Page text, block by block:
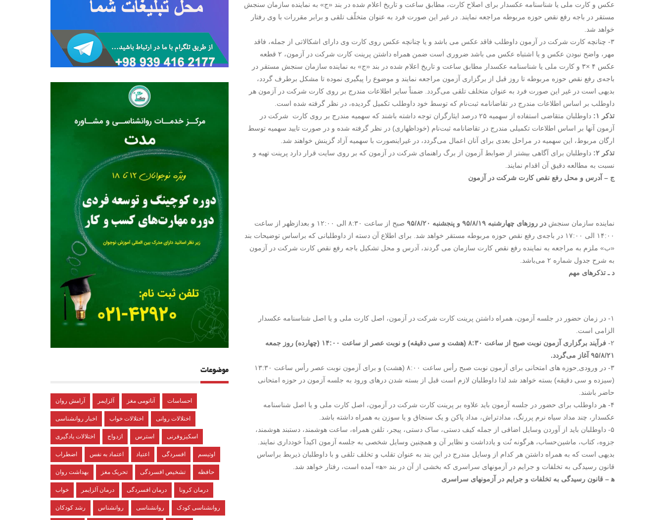
عکس و کارت ملی یا شناسنامه عکسدار برای اصلاح کارت، مطابق ساعت و تاریخ اعلام شده در بند «ج» به نماینده سازمان سنجش
مستقر در باجه‌ رفع نقص حوزه مربوطه مراجعه نمایند. در غیر این صورت فرد به عنوان متخلّف تلقی و برابر مقررات با وی رفتار
خواهد شد.
۳- چنانچه کارت شرکت در آزمون داوطلب فاقد عکس می باشد و یا چنانچه عکس روی کارت وی دارای اشکالاتی از جمله، فاقد
مهر، واضح نبودن عکس و یا اشتباه عکس می باشد ضروری است ضمن همراه داشتن پرینت کارت شرکت در آزمون، ۲ قطعه
عکس ۴ ×۳ و کارت ملی یا شناسنامه عکسدار مطابق ساعت و تاریخ اعلام شده در بند «ج» به نماینده سازمان سنجش مستقر در
باجه‌ی رفع نقص حوزه مربوطه تا روز قبل از برگزاری آزمون مراجعه نمایند و موضوع را پیگیری نموده تا مشکل برطرف گردد،
بدیهی است در غیر این صورت فرد به عنوان متخلف تلقی می‌گردد. ضمناً سایر اطلاعات مندرج بر روی کارت شرکت در آزمون هر
داوطلب بر اساس اطلاعات مندرج در تقاضانامه ثبت‌نام که توسط خود داوطلب تکمیل گردیده، در نظر گرفته شده است.
تذکر ۱:
داوطلبان متقاضی استفاده از سهمیه ۲۵ درصد ایثارگران توجه داشته باشند که سهمیه مندرج بر روی کارت شرکت در
آزمون آنها بر اساس اطلاعات تکمیلی مندرج در تقاضانامه ثبت‌نام (خوداظهاری) در نظر گرفته شده و در صورت تایید سهمیه توسط
ارگان مربوط، این سهمیه در مراحل بعدی برای آنان اعمال می‌گردد، در غیراینصورت با سهمیه آزاد گزینش خواهند شد.
تذکر ۲:
داوطلبان برای آگاهی بیشتر از ضوابط آزمون از برگ راهنمای شرکت در آزمون که بر روی سایت قرار دارد پرینت تهیه و
نسبت به مطالعه دقیق آن اقدام نمایند.
ج – آدرس و محل‌ رفع نقص کارت شرکت در آزمون
نماینده سازمان سنجش در روزهای چهارشنبه ۹۵/۸/۱۹ و پنجشنبه ۹۵/۸/۲۰
صبح از ساعت ۸:۳۰ الی ۱۲:۰۰ و بعدازظهر از ساعت
۱۴:۰۰ الی ۱۷:۰۰ در باجه‌ی رفع نقص حوزه مربوطه مستقر خواهد شد. برای اطلاع آن دسته از داوطلبانی که براساس توضیحات بند
«ب» ملزم به مراجعه به نماینده رفع نقص کارت سازمان می گردند، آدرس و محل تشکیل باجه رفع نقص کارت شرکت در ‌آزمون
به شرح جدول شماره ۲ می‌باشد.
د‍ ـ تذکرهای‌ مهم‌
۱- در زمان حضور در جلسه آزمون، همراه داشتن پرینت کارت شرکت در آزمون‌، اصل کارت ملی و یا اصل شناسنامه عکسدار
الزامی است.
۲-
فرآیند برگزاری آزمون نوبت صبح از ساعت‌ ۸:۳۰ (هشت و سی دقیقه‌) و نوبت عصر از ساعت‌ ۱۴:۰۰ (چهارده) روز جمعه
۹۵/۸/۲۱ آغاز می‌گردد.
۳- در ورودی ِحوزه های امتحانی برای آزمون نوبت صبح رأس‌ ساعت‌ ۸:۰۰ (هشت) و برای آزمون نوبت عصر رأس‌ ساعت‌ ۱۳:۳۰
(سیزده و سی دقیقه‌) بسته خواهد شد لذا داوطلبان لازم است قبل از بسته شدن درهای ورود به جلسه آزمون در حوزه امتحانی
حاضر باشند.
۴- هر داوطلب برای حضور در جلسه آزمون باید علاوه بر پرینت کارت شرکت در آزمون، اصل کارت ملی و یا اصل شناسنامه
عکسدار، چند مداد سیاه نرم پررنگ، مدادتراش، مداد پاکن و یک سنجاق و یا سوزن به همراه داشته باشد.
۵- داوطلبان باید از آوردن وسایل اضافی از جمله کیف دستی، ساک دستی، پیجر، تلفن همراه، ساعت هوشمند، دستبند هوشمند،
جزوه، کتاب، ماشین‌حساب، هرگونه نُت و یادداشت و نظایر آن و همچنین وسایل شخصی به جلسه آزمون اکیداً خودداری نمایند.
بدیهی است که به همراه داشتن هر کدام از وسایل مندرج در این بند به عنوان تقلب و تخلف تلقی و با داوطلبان ذیربط براساس
قانون رسیدگی به تخلفات و جرایم در آزمونهای سراسری که بخشی از آن در بند «ه‍» آمده است، رفتار خواهد شد.
ه‍ – قانون رسیدگی به تخلفات و جرایم در آزمونهای سراسری
موضوعات
آرامش روان آلزایمر آناتومی مغز احساسات
اخبار روانشناسی اختلالات خواب اختلالات روانی
اختلالات یادگیری ازدواج استرس اسکیزوفرنی
اضطراب اعتماد به نفس اعتیاد افسردگی اوتیسم
بهداشت روان تحریک مغز تشخیص افسردگی حافظه
خواب درمان آلزایمر درمان افسردگی درمان کرونا
رشد کودکان روانشناس روانشناسی روانشناسی کودک